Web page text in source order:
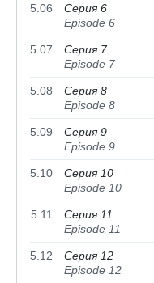
5.06
Серия 6
Episode 6
5.07
Серия 7
Episode 7
5.08
Серия 8
Episode 8
5.09
Серия 9
Episode 9
5.10
Серия 10
Episode 10
5.11
Серия 11
Episode 11
5.12
Серия 12
Episode 12